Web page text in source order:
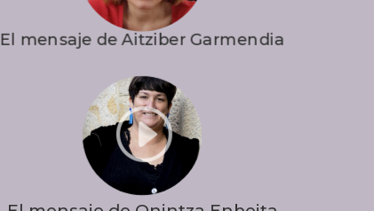
El mensaje de Aitziber Garmendia
I